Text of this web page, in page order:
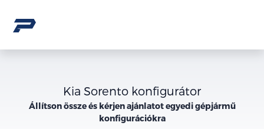
Kia Sorento konfigurátor
Állítson össze és kérjen ajánlatot egyedi gépjármű
konfigurációkra